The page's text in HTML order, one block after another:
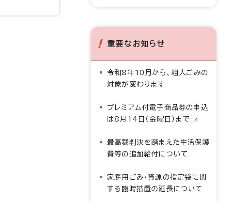
重要なお知らせ
令和8年10月から、粗大ごみの
対象が変わります
プレミアム付電子商品券の申込
は8月14日（金曜日）まで
最高裁判決を踏まえた生活保護
費等の追加給付について
家庭用ごみ・資源の指定袋に関
する臨時措置の延長について